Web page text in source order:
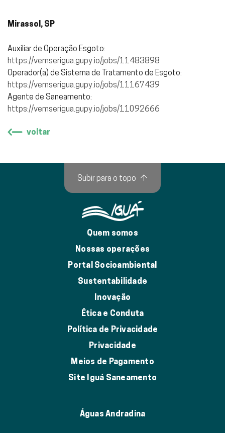
Mirassol, SP
Auxiliar de Operação Esgoto:
https://vemserigua.gupy.io/jobs/11483898
Operador(a) de Sistema de Tratamento de Esgoto:
https://vemserigua.gupy.io/jobs/11167439
Agente de Saneamento:
https://vemserigua.gupy.io/jobs/11092666
voltar
Quem somos
Nossas operações
Portal Socioambiental
Sustentabilidade
Inovação
Ética e Conduta
Política de Privacidade
Privacidade
Meios de Pagamento
Site Iguá Saneamento
Águas Andradina
Subir para o topo ↑